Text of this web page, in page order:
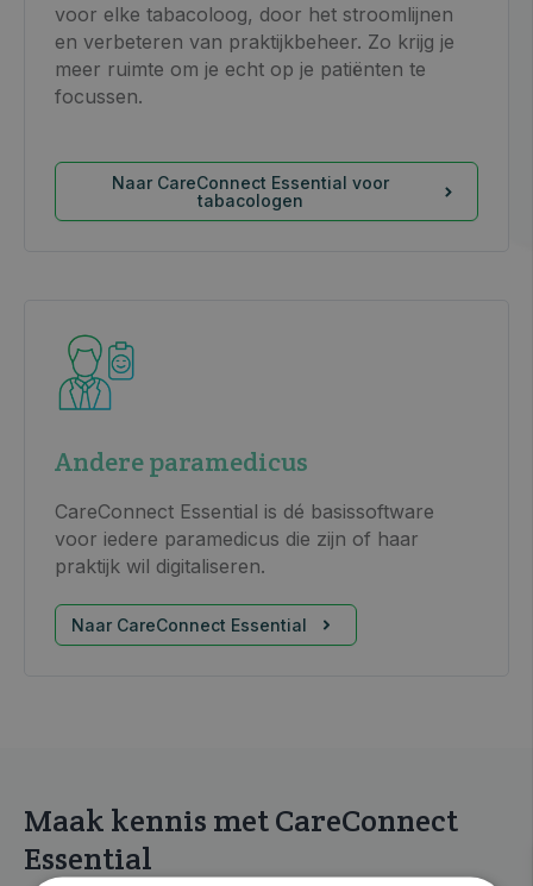
voor elke tabacoloog, door het stroomlijnen
en verbeteren van praktijkbeheer. Zo krijg je
meer ruimte om je echt op je patiënten te
focussen.
Naar CareConnect Essential voor
tabacologen
Andere paramedicus
CareConnect Essential is dé basissoftware
voor iedere paramedicus die zijn of haar
praktijk wil digitaliseren.
Naar CareConnect Essential
Maak kennis met CareConnect
Essential